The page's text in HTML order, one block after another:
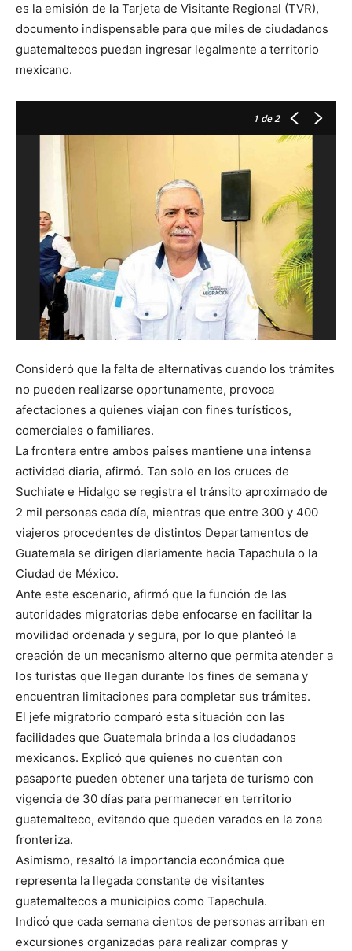
es la emisión de la Tarjeta de Visitante Regional (TVR),
documento indispensable para que miles de ciudadanos
guatemaltecos puedan ingresar legalmente a territorio
mexicano.
1 de 2
Consideró que la falta de alternativas cuando los trámites
no pueden realizarse oportunamente, provoca
afectaciones a quienes viajan con fines turísticos,
comerciales o familiares.
La frontera entre ambos países mantiene una intensa
actividad diaria, afirmó. Tan solo en los cruces de
Suchiate e Hidalgo se registra el tránsito aproximado de
2 mil personas cada día, mientras que entre 300 y 400
viajeros procedentes de distintos Departamentos de
Guatemala se dirigen diariamente hacia Tapachula o la
Ciudad de México.
Ante este escenario, afirmó que la función de las
autoridades migratorias debe enfocarse en facilitar la
movilidad ordenada y segura, por lo que planteó la
creación de un mecanismo alterno que permita atender a
los turistas que llegan durante los fines de semana y
encuentran limitaciones para completar sus trámites.
El jefe migratorio comparó esta situación con las
facilidades que Guatemala brinda a los ciudadanos
mexicanos. Explicó que quienes no cuentan con
pasaporte pueden obtener una tarjeta de turismo con
vigencia de 30 días para permanecer en territorio
guatemalteco, evitando que queden varados en la zona
fronteriza.
Asimismo, resaltó la importancia económica que
representa la llegada constante de visitantes
guatemaltecos a municipios como Tapachula.
Indicó que cada semana cientos de personas arriban en
excursiones organizadas para realizar compras y